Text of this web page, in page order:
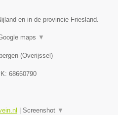
en in de provincie Friesland.
maps ▼
(Overijssel )
68660790
Screenshot ▼